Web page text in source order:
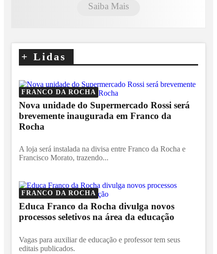
Saiba Mais
+ Lidas
FRANCO DA ROCHA
Nova unidade do Supermercado Rossi será
brevemente inaugurada em Franco da
Rocha
A loja será instalada na divisa entre Franco da Rocha e
Francisco Morato, trazendo...
FRANCO DA ROCHA
Educa Franco da Rocha divulga novos
processos seletivos na área da educação
Vagas para auxiliar de educação e professor tem seus
editais publicados.